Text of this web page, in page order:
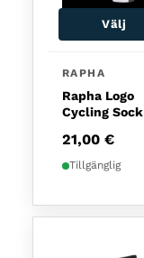
Välj
RAPHA
Rapha Logo
Cycling Sock
21,00 €
Tillgänglig